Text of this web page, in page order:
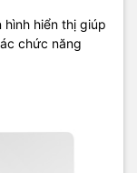
hiển thị giúp
chức năng
công nghệ uy tín
sản phẩm:
bị mạng
Camera
tối đa nhu cầu của